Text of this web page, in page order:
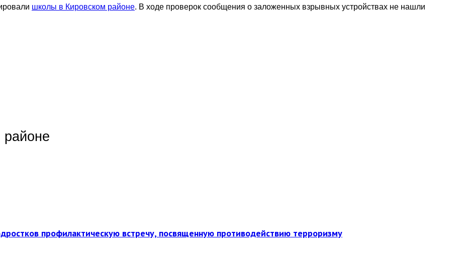
школы в Кировском районе. В ходе проверок сообщения о заложенных взрывных устройствах не нашли
профилактическую встречу, посвященную противодействию терроризму